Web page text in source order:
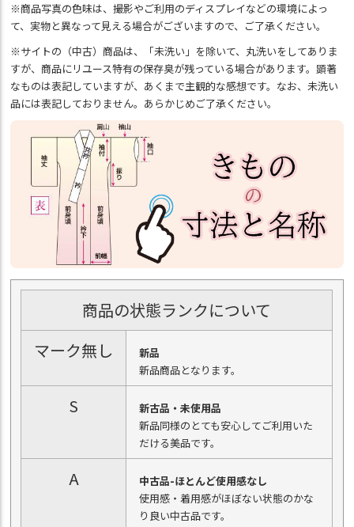
※商品写真の色味は、撮影やご利用のディスプレイなどの環境によっ
て、実物と異なって見える場合がございますので、ご了承ください。
※サイトの（中古）商品は、「未洗い」を除いて、丸洗いをしてありま
すが、商品にリユース特有の保存臭が残っている場合があります。顕著
なものは表記していますが、あくまで主観的な感想です。なお、未洗い
品には表記しておりません。あらかじめご了承ください。
商品の状態ランクについて
マーク無し
新品
新品商品となります。
S
新古品・未使用品
新品同様のとても安心してご利用いた
だける美品です。
A
中古品-ほとんど使用感なし
使用感・着用感がほぼない状態のかな
り良い中古品です。